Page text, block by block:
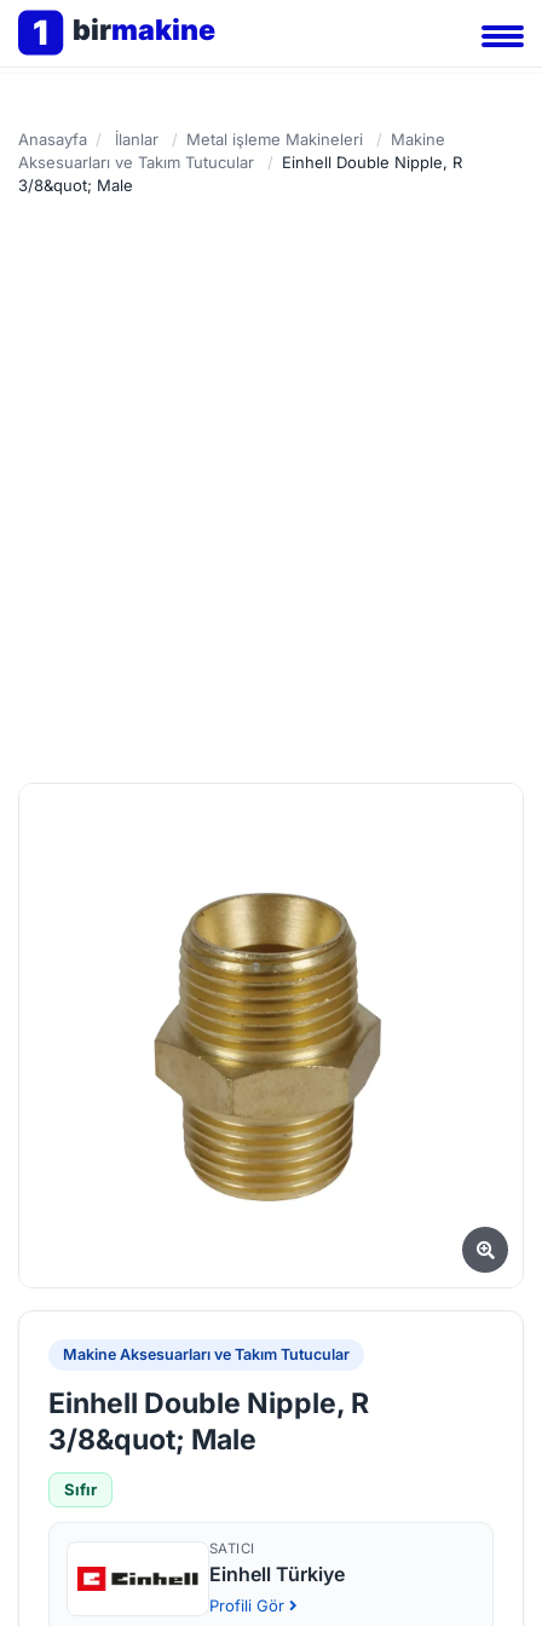
1 birmakine
Anasayfa / İlanlar / Metal işleme Makineleri / Makine
Aksesuarları ve Takım Tutucular
/ Einhell Double Nipple, R
3/8&quot; Male
Makine Aksesuarları ve Takım Tutucular
Einhell Double Nipple, R
3/8&quot; Male
Sıfır
SATICI
Einhell Türkiye
Profili Gör